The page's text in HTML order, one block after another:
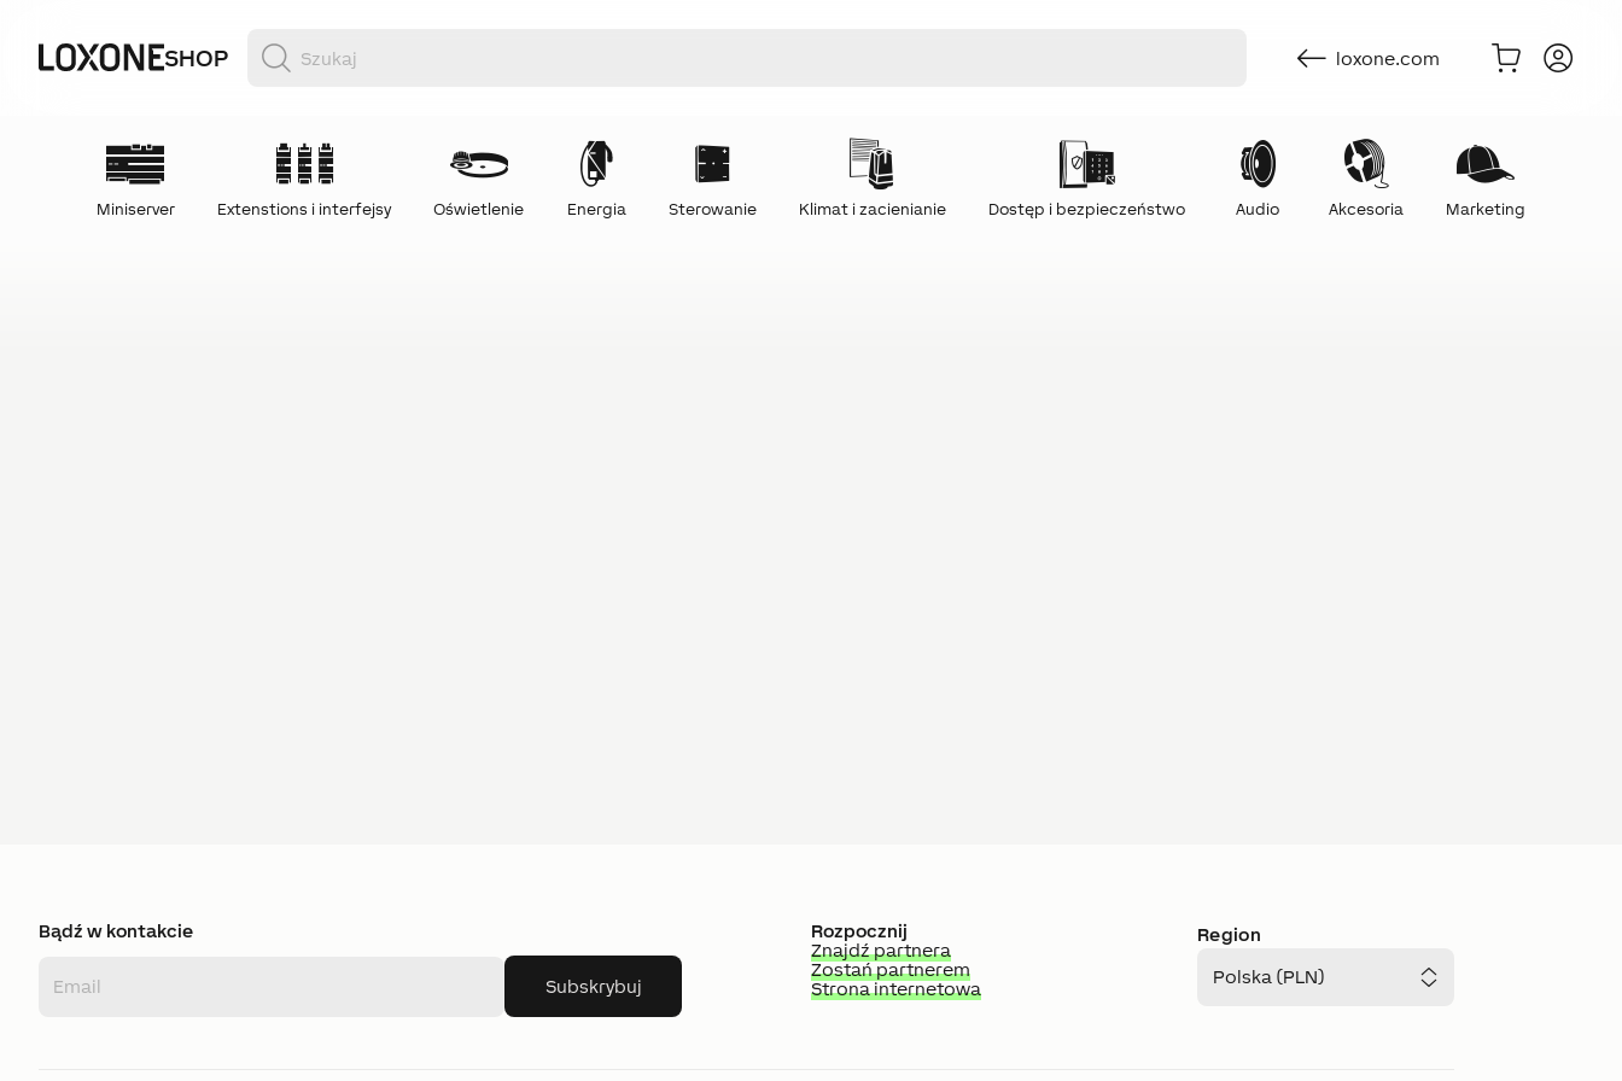
SHOP loxone.com
Miniserver Extenstions i interfejsy Oświetlenie Energia Sterowanie Klimat i zacienianie Dostęp i bezpieczeństwo Audio Akcesoria Marketing
Bądź w kontakcie
Subskrybuj
Rozpocznij
Znajdź partnera
Zostań partnerem
Strona internetowa
Region
Polska (PLN)